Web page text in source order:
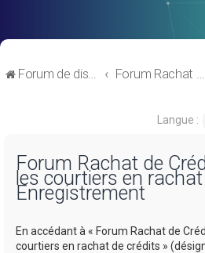
Forum de discussions sur le Regroupement de Crédits et le Rachat de Crédits Forum Rachat de Crédits
Langue :
Forum Rachat de
les courtiers en
Enregistrement
En accédant à « Forum Rachat de
courtiers en rachat de crédits »